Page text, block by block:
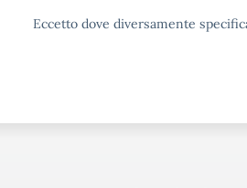
Eccetto dove diversamente